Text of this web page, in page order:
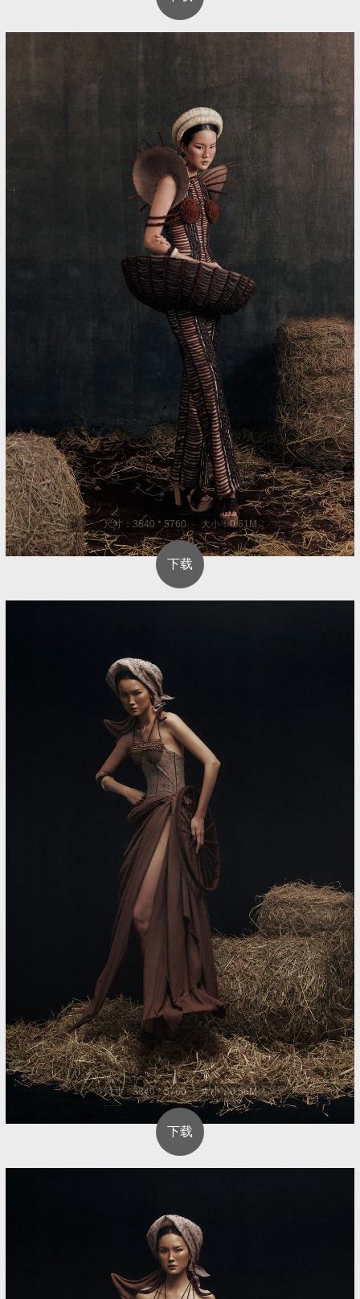
尺寸：3840 * 5760 大小：0.61M
下载
尺寸：3840 * 5760 大小：0.56M
下载